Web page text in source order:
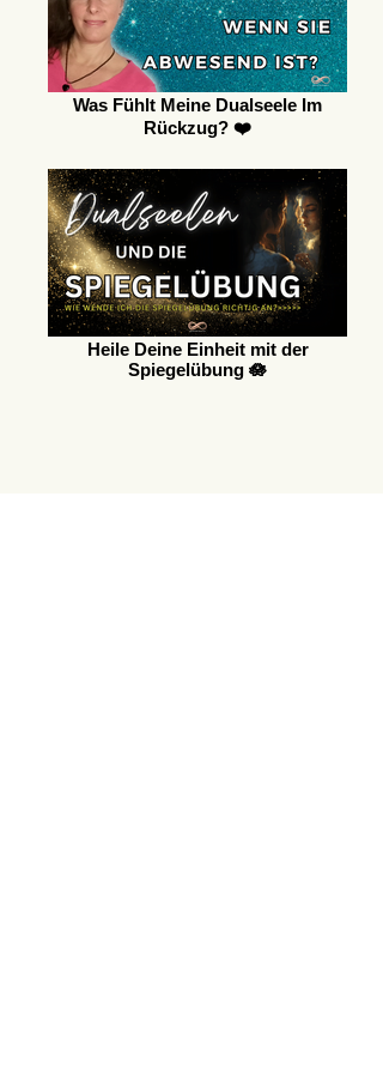
Was Fühlt Meine Dualseele Im
Rückzug? ❤️
Heile Deine Einheit mit der
Spiegelübung 🪷